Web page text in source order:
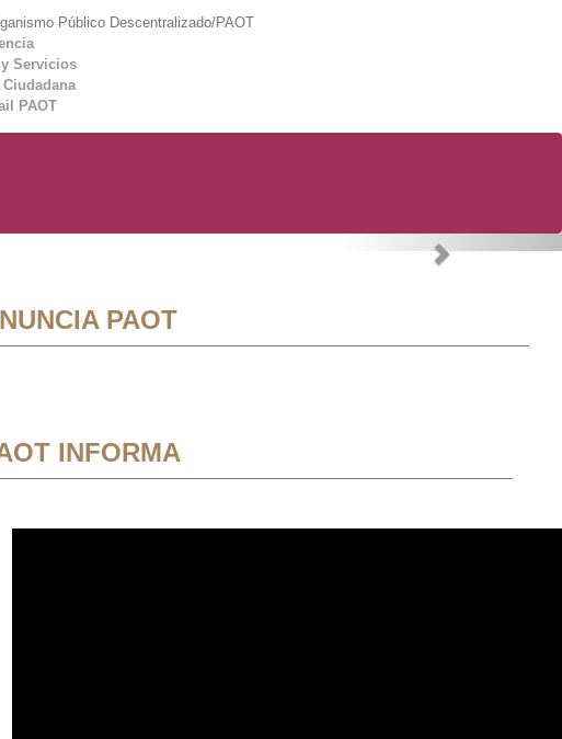
Público Descentralizado/PAOT
Servicios
PAOT
Next
PAOT
INFORMA